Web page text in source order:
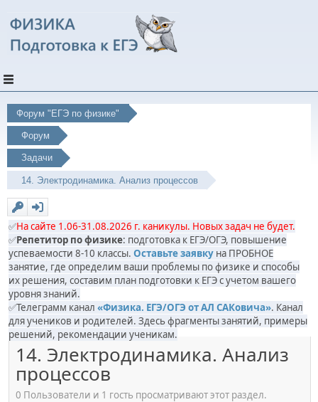
Форум "ЕГЭ по физике"
Форум
Задачи
14. Электродинамика. Анализ процессов
✅На сайте 1.06-31.08.2026 г. каникулы. Новых задач не будет.
✅Репетитор по физике: подготовка к ЕГЭ/ОГЭ, повышение
успеваемости 8-10 классы. Оставьте заявку на ПРОБНОЕ
занятие, где определим ваши проблемы по физике и способы
их решения, составим план подготовки к ЕГЭ с учетом вашего
уровня знаний.
✅Телеграмм канал «Физика. ЕГЭ/ОГЭ от АЛ САКовича». Канал
для учеников и родителей. Здесь фрагменты занятий, примеры
решений, рекомендации ученикам.
14. Электродинамика. Анализ
процессов
0 Пользователи и 1 гость просматривают этот раздел.